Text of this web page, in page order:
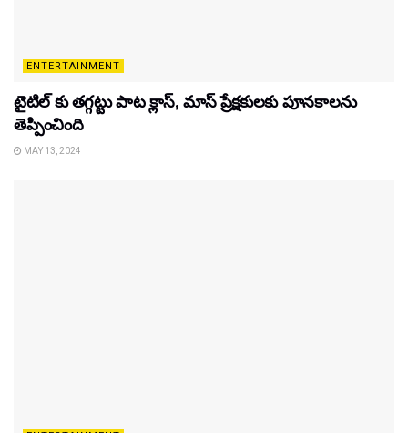
ENTERTAINMENT
టైటిల్‌ కు తగ్గట్టు పాట క్లాస్, మాస్ ప్రేక్షకులకు పూనకాలను
తెప్పించింది
MAY 13, 2024